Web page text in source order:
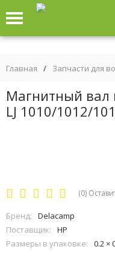
Главная / Запчасти для
Магнитный вал
LJ 1010/1012/
(0)
Бренд:
Delacamp
Поставщик:
HP
Размеры в упаковке:
0.2 ×